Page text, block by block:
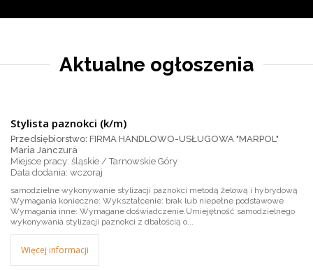
Aktualne ogłoszenia
Stylista paznokci (k/m)
Przedsiębiorstwo: FIRMA HANDLOWO-USŁUGOWA "MARPOL"
Maria Janczura
Miejsce pracy: śląskie / Tarnowskie Góry
wczoraj
samodzielne wykonywanie stylizacji paznokci metodą żelową i hybrydową
Wymagania konieczne: Wykształcenie: brak lub niepełne podstawowe
Wymagania inne: Wymagane doświadczenie.Umiejętność samodzielnego
wykonywania stylizacji paznokci z dbałością o...
Więcej informacji